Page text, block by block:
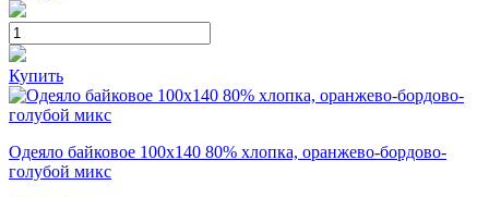
Купить
Одеяло байковое 100х140 80% хлопка, оранжево-бордово-
голубой микс